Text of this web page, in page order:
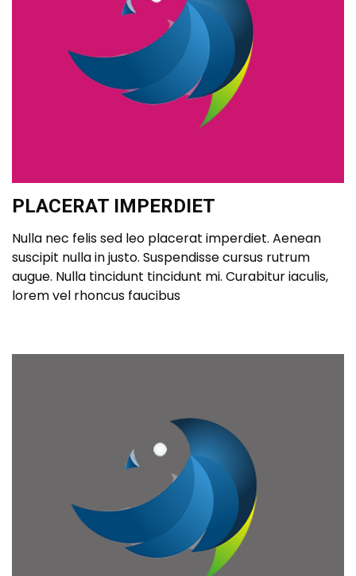
PLACERAT IMPERDIET
Nulla nec felis sed leo placerat imperdiet. Aenean
suscipit nulla in justo. Suspendisse cursus rutrum
augue. Nulla tincidunt tincidunt mi. Curabitur iaculis,
lorem vel rhoncus faucibus